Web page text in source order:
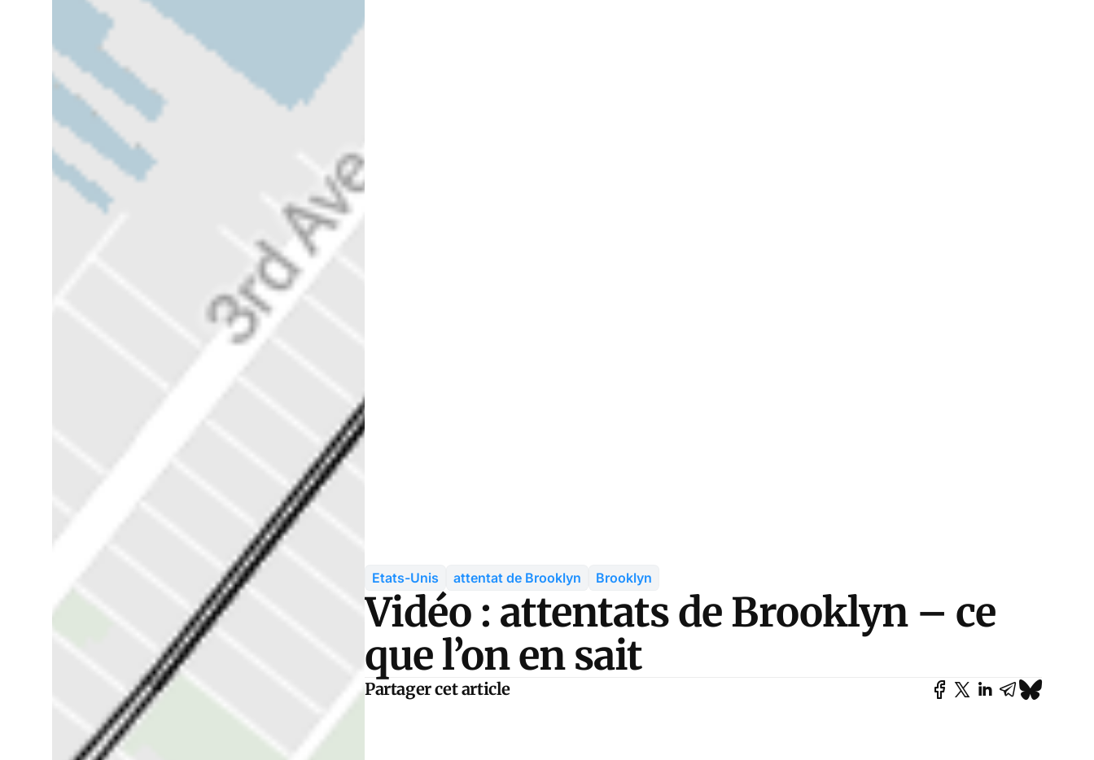
Etats-Unis attentat de Brooklyn Brooklyn
Vidéo : attentats de Brooklyn – ce
que l’on en sait
Partager cet article